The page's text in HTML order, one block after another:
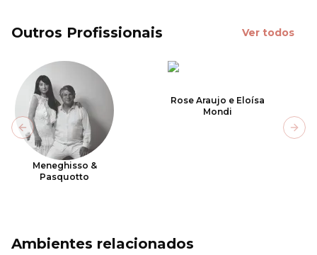
Outros Profissionais Ver todos
Meneghisso &
Pasquotto
Rose Araujo e Eloísa
Mondi
Previous slide
Ambientes relacionados